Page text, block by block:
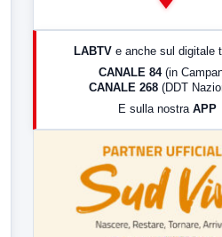
LABTV e anche sul digitale
CANALE 84 (in
CANALE 268 (DDT
E sulla nostra APP